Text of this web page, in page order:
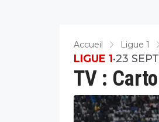
Accueil Ligue 1
TV :
LIGUE 1•23